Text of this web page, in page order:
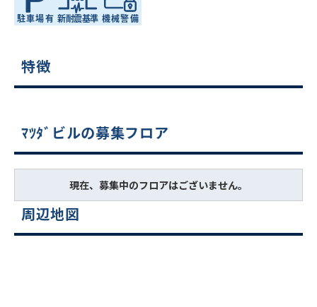
特徴
ﾏﾂﾀﾞビルの募集フロア
現在、募集中のフロアはございません。
周辺地図